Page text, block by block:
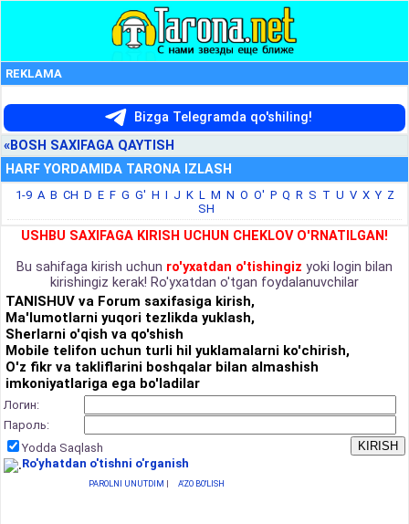
REKLAMA
Bizga Telegramda qo'shiling!
«BOSH SAXIFAGA QAYTISH
HARF YORDAMIDA TARONA IZLASH
1-9 A B CH D E F G G' H I J K L M N O O' P Q R S T U V X Y Z
SH
USHBU SAXIFAGA KIRISH UCHUN CHEKLOV O'RNATILGAN!
Bu sahifaga kirish uchun ro'yxatdan o'tishingiz yoki login bilan
kirishingiz kerak! Ro'yxatdan o'tgan foydalanuvchilar
TANISHUV va Forum saxifasiga kirish,
Ma'lumotlarni yuqori tezlikda yuklash,
Sherlarni o'qish va qo'shish
Mobile telifon uchun turli hil yuklamalarni ko'chirish,
O'z fikr va takliflarini boshqalar bilan almashish
imkoniyatlariga ega bo'ladilar
Логин:
Пароль:
Yodda Saqlash
Ro'yhatdan o'tishni o'rganish
PAROLNI UNUTDIM | A'ZO BO'LISH